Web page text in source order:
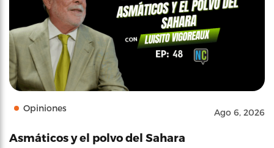
Opiniones Ago 6, 2026
Asmáticos y el polvo del Sahara